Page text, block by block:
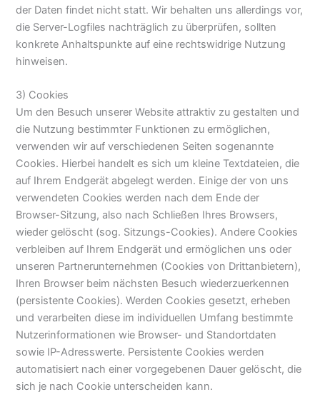
der Daten findet nicht statt. Wir behalten uns allerdings vor,
die Server-Logfiles nachträglich zu überprüfen, sollten
konkrete Anhaltspunkte auf eine rechtswidrige Nutzung
hinweisen.
3) Cookies
Um den Besuch unserer Website attraktiv zu gestalten und
die Nutzung bestimmter Funktionen zu ermöglichen,
verwenden wir auf verschiedenen Seiten sogenannte
Cookies. Hierbei handelt es sich um kleine Textdateien, die
auf Ihrem Endgerät abgelegt werden. Einige der von uns
verwendeten Cookies werden nach dem Ende der
Browser-Sitzung, also nach Schließen Ihres Browsers,
wieder gelöscht (sog. Sitzungs-Cookies). Andere Cookies
verbleiben auf Ihrem Endgerät und ermöglichen uns oder
unseren Partnerunternehmen (Cookies von Drittanbietern),
Ihren Browser beim nächsten Besuch wiederzuerkennen
(persistente Cookies). Werden Cookies gesetzt, erheben
und verarbeiten diese im individuellen Umfang bestimmte
Nutzerinformationen wie Browser- und Standortdaten
sowie IP-Adresswerte. Persistente Cookies werden
automatisiert nach einer vorgegebenen Dauer gelöscht, die
sich je nach Cookie unterscheiden kann.